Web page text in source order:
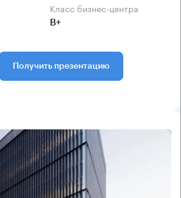
Класс бизнес-центра
B+
Получить презентацию